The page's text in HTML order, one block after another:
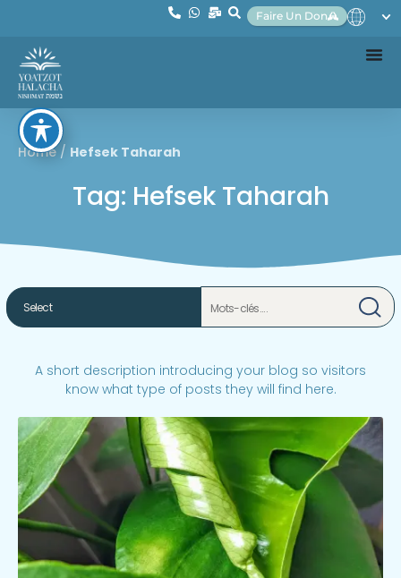
Faire Un Don
Home/ Hefsek Taharah
Tag: Hefsek Taharah
A short description introducing your blog so visitors
know what type of posts they will find here.